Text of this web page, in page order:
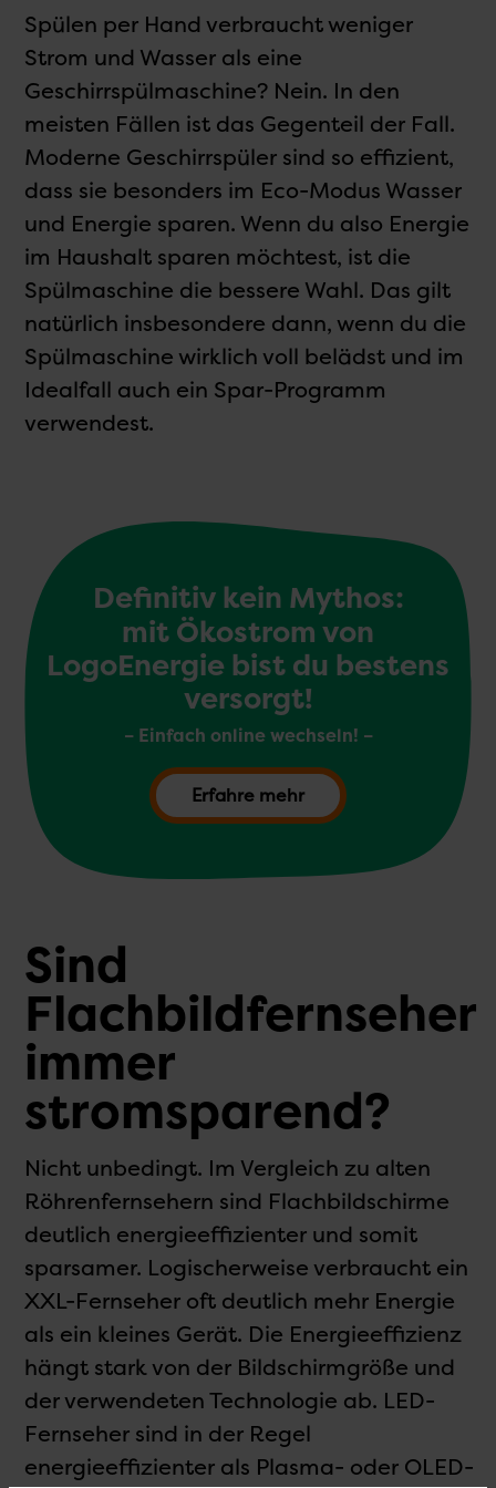
Spülen per Hand verbraucht weniger
Strom und Wasser als eine
Geschirrspülmaschine? Nein. In den
meisten Fällen ist das Gegenteil der Fall.
Moderne Geschirrspüler sind so effizient,
dass sie besonders im Eco-Modus Wasser
und Energie sparen. Wenn du also Energie
im Haushalt sparen möchtest, ist die
Spülmaschine die bessere Wahl. Das gilt
natürlich insbesondere dann, wenn du die
Spülmaschine wirklich voll belädst und im
Idealfall auch ein Spar-Programm
verwendest.
Definitiv kein Mythos:
mit Ökostrom von
LogoEnergie bist du bestens
versorgt!
– Einfach online wechseln! –
Erfahre mehr
Sind
Flachbildfernseher
immer
stromsparend?
Nicht unbedingt. Im Vergleich zu alten
Röhrenfernsehern sind Flachbildschirme
deutlich energieeffizienter und somit
sparsamer. Logischerweise verbraucht ein
XXL-Fernseher oft deutlich mehr Energie
als ein kleines Gerät. Die Energieeffizienz
hängt stark von der Bildschirmgröße und
der verwendeten Technologie ab. LED-
Fernseher sind in der Regel
energieeffizienter als Plasma- oder OLED-